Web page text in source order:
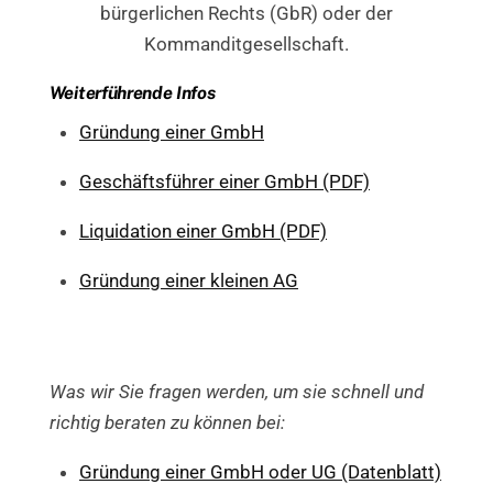
bürgerlichen Rechts (GbR) oder der
Kommanditgesellschaft.
Weiterführende Infos
Gründung einer GmbH
Geschäftsführer einer GmbH (PDF)
Liquidation einer GmbH (PDF)
Gründung einer kleinen AG
Was wir Sie fragen werden, um sie schnell und
richtig beraten zu können bei:
Gründung einer GmbH oder UG (Datenblatt)